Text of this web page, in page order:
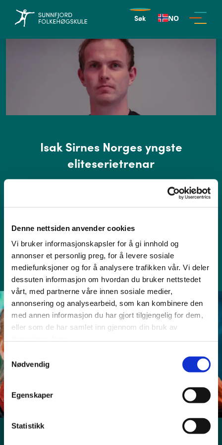
Denne nettsiden anvender cookies
Vi bruker informasjonskapsler for å gi innhold og
annonser et personlig preg, for å levere sosiale
mediefunksjoner og for å analysere trafikken vår. Vi deler
dessuten informasjon om hvordan du bruker nettstedet
vårt, med partnerne våre innen sosiale medier,
annonsering og analysearbeid, som kan kombinere den
med annen informasjon du har gjort tilgjengelig for dem,
eller som de har samlet inn gjennom din bruk av
Samtykkevalg
Nødvendig
Egenskaper
Statistikk
Søk NO
Isak Sirnes Norges yngste
eliteserietrenar
Frå Sunnfjord Folkehøgskule til Mizunoligaen
Isak Stavnem Sirnes fra Farsund skal trene OSI i
høyeste nivået. Isak er 25 år og var elev her i skuleåret
markerar seg i volleyball-norge. Gratulerer!
Bli med!